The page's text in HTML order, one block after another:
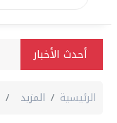
أحدث الأخبار
الرئيسية المزيد